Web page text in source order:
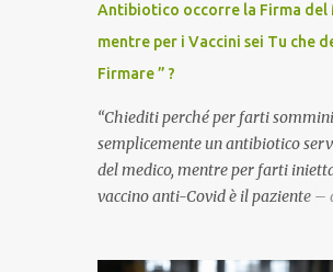
Antibiotico occorre la Firma del
mentre per i Vaccini sei Tu che
Firmare ” ?
“Chiediti perché per farti
semplicemente un antibiotico
del medico, mentre per farti
vaccino anti-Covid è il paziente –